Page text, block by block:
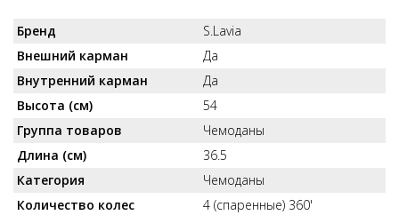
Бренд
S.Lavia
Внешний карман
Да
Внутренний карман
Да
Высота (см)
54
Группа товаров
Чемоданы
Длина (см)
36.5
Категория
Чемоданы
Количество колес
4 (спаренные) 360'